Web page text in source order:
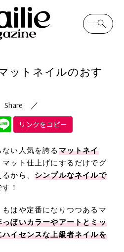
09/09）
ットネイルのおす
Line
リンクをコピー
い人気を誇る マットネイ
ット仕上げにするだけでグ
から、 シンプルなネイルで
！
はや定番になりつつあるマ
っぽいカラーやアートとミッ
イセンスな上級者ネイルを